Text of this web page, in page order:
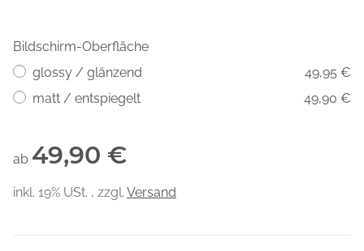
Bildschirm-Oberfläche
glossy / glänzend
49,95 €
matt / entspiegelt
49,90 €
ab 49,90 €
inkl. 19% USt. , zzgl. Versand